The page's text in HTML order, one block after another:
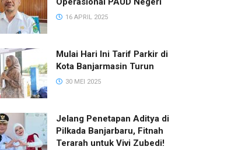
16 APRIL 2025
Mulai Hari Ini Tarif Parkir di
Kota Banjarmasin Turun
30 MEI 2025
Jelang Penetapan Aditya di
Pilkada Banjarbaru, Fitnah
Terarah untuk Vivi Zubedi!